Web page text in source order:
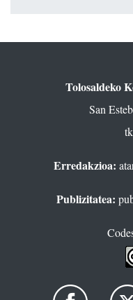
Tolosaldeko
San
Erredakzioa:
Publizitatea: